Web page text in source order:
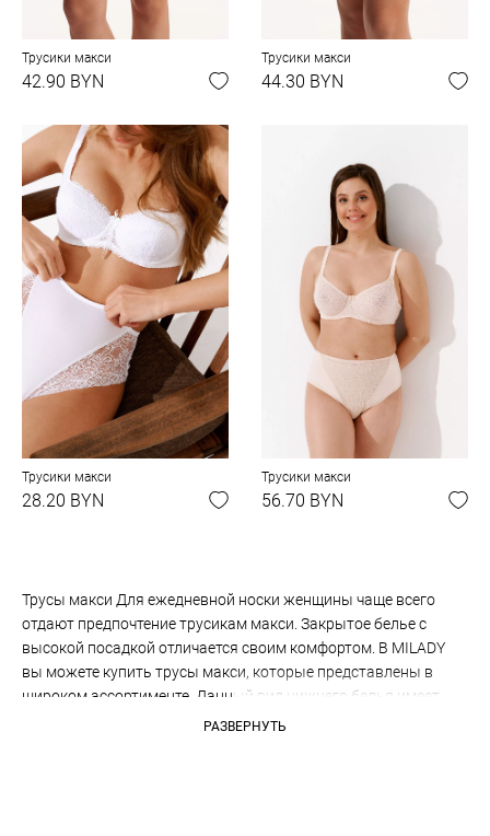
Трусики макси
42.90 BYN
Трусики макси
44.30 BYN
Трусики макси
28.20 BYN
Трусики макси
56.70 BYN
Трусы макси Для ежедневной носки женщины чаще всего
отдают предпочтение трусикам макси. Закрытое белье с
высокой посадкой отличается своим комфортом. В MILADY
вы можете купить трусы макси, которые представлены в
широком ассортименте. Данный вид нижнего белья имеет
привлекательный эстетичный вид, обладает высокой
РАЗВЕРНУТЬ